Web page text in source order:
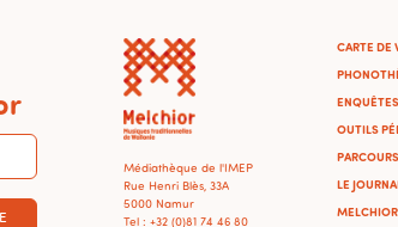
Médiathèque de l'IMEP
Rue Henri Blès, 33A
5000 Namur
Tel : +32 (0)81 74 46 80
CARTE DE
ENQUÊTES
OUTILS
LE
MELCHIOR